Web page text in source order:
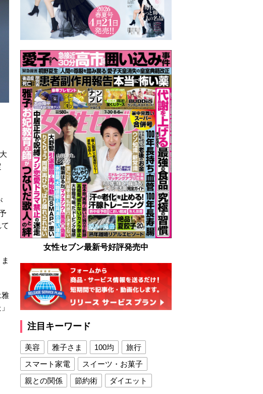
雅
女性セブン最新号好評発売中
注目キーワード
美容 雅子さま 100均
旅行
スマート家電
スイーツ・お菓子
親との関係
節約術
ダイエット